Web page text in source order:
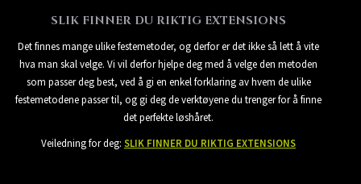
SLIK FINNER DU RIKTIG EXTENSIONS
Det finnes mange ulike festemetoder, og derfor er det ikke så lett å vite
hva man skal velge. Vi vil derfor hjelpe deg med å velge den metoden
som passer deg best, ved å gi en enkel forklaring av hvem de ulike
festemetodene passer til, og gi deg de verktøyene du trenger for å finne
det perfekte løshåret.
Veiledning for deg: SLIK FINNER DU RIKTIG EXTENSIONS